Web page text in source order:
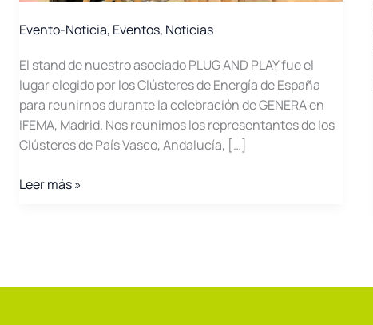
Evento-Noticia, Eventos, Noticias
El stand de nuestro asociado PLUG AND PLAY fue el
lugar elegido por los Clústeres de Energía de España
para reunirnos durante la celebración de GENERA en
IFEMA, Madrid. Nos reunimos los representantes de los
Clústeres de País Vasco, Andalucía, […]
Reunión
en
Leer más »